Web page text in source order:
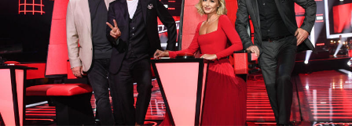
Одним из запоминающихся событий того периода
для Макеева стал футбольный матч между
киевским «Динамо» и мадридским «Атлетико»,
который состоялся 3 мая в Киеве. Полк Макеева жил
в палатках в лесу около Варовичей, в 12 километрах
от Припяти. А солдатам очень хотелось увидеть
скорбех скорый помощниче!